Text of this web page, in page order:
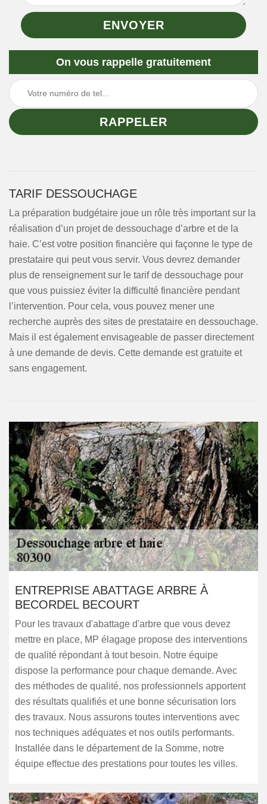
On vous rappelle gratuitement
TARIF DESSOUCHAGE
La préparation budgétaire joue un rôle très important sur la
réalisation d’un projet de dessouchage d’arbre et de la
haie. C’est votre position financière qui façonne le type de
prestataire qui peut vous servir. Vous devrez demander
plus de renseignement sur le tarif de dessouchage pour
que vous puissiez éviter la difficulté financière pendant
l’intervention. Pour cela, vous pouvez mener une
recherche auprès des sites de prestataire en dessouchage.
Mais il est également envisageable de passer directement
à une demande de devis. Cette demande est gratuite et
sans engagement.
ENTREPRISE ABATTAGE ARBRE À
BECORDEL BECOURT
Pour les travaux d'abattage d'arbre que vous devez
mettre en place, MP élagage propose des interventions
de qualité répondant à tout besoin. Notre équipe
dispose la performance pour chaque demande. Avec
des méthodes de qualité, nos professionnels apportent
des résultats qualifiés et une bonne sécurisation lors
des travaux. Nous assurons toutes interventions avec
nos techniques adéquates et nos outils performants.
Installée dans le département de la Somme, notre
équipe effectue des prestations pour toutes les villes.